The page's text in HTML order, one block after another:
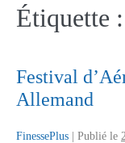
Étiquette :
Festival
Allemand
FinessePlus Publié le